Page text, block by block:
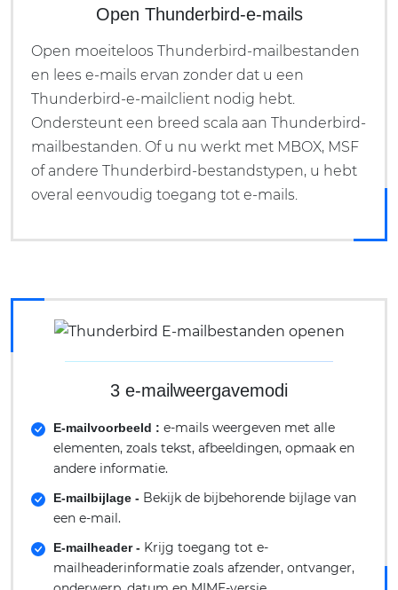
Open Thunderbird-e-mails
Open moeiteloos Thunderbird-mailbestanden
en lees e-mails ervan zonder dat u een
Thunderbird-e-mailclient nodig hebt.
Ondersteunt een breed scala aan Thunderbird-
mailbestanden. Of u nu werkt met MBOX, MSF
of andere Thunderbird-bestandstypen, u hebt
overal eenvoudig toegang tot e-mails.
3 e-mailweergavemodi
E-mailvoorbeeld : e-mails weergeven met alle
elementen, zoals tekst, afbeeldingen, opmaak en
andere informatie.
E-mailbijlage - Bekijk de bijbehorende bijlage van
een e-mail.
E-mailheader - Krijg toegang tot e-
mailheaderinformatie zoals afzender, ontvanger,